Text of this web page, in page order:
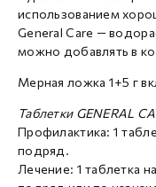
использованием
General Care —
можно добавлять в
Мерная ложка 1+5 г
Таблетки GENERAL
Профилактика: 1
подряд.
Лечение: 1 таблетка